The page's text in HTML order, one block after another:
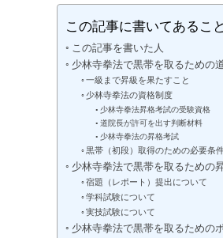
この記事に書いてあること
この記事を書いた人
少林寺拳法で黒帯を取るための
一級まで昇級を果たすこと
少林寺拳法の資格制度
少林寺拳法昇格考試の受験資格
道院長が許可を出す判断材料
少林寺拳法の昇格考試
黒帯（初段）取得のための必要条
少林寺拳法で黒帯を取るための
宿題（レポート）提出について
学科試験について
実技試験について
少林寺拳法で黒帯を取るための